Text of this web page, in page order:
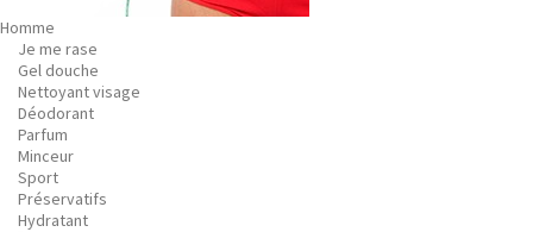
Homme
Je me rase
Gel douche
Nettoyant visage
Déodorant
Parfum
Minceur
Sport
Préservatifs
Hydratant